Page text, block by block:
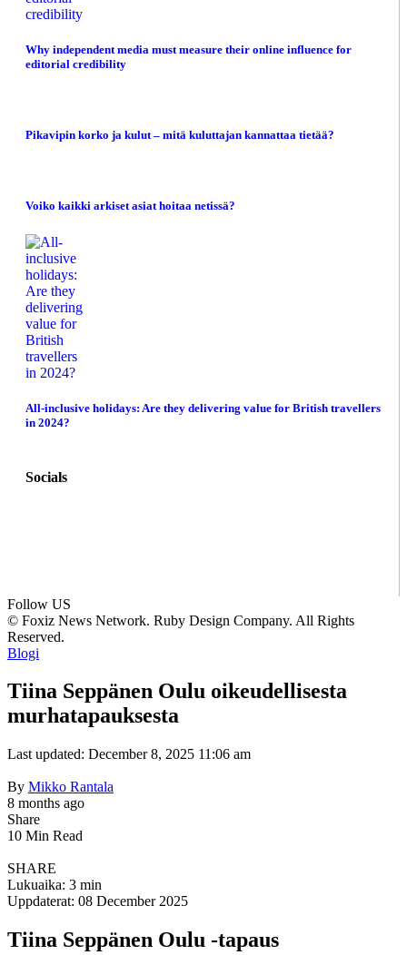
Why independent media must measure their online influence for
editorial credibility
Pikavipin korko ja kulut – mitä kuluttajan kannattaa tietää?
Voiko kaikki arkiset asiat hoitaa netissä?
All-inclusive holidays: Are they delivering value for British travellers
in 2024?
Socials
Follow US
© Foxiz News Network. Ruby Design Company. All Rights
Reserved.
Blogi
Tiina Seppänen Oulu oikeudellisesta
murhatapauksesta
Last updated: December 8, 2025 11:06 am
By Mikko Rantala
8 months ago
Share
10 Min Read
SHARE
Lukuaika: 3 min
Uppdaterat: 08 December 2025
Tiina Seppänen Oulu -tapaus